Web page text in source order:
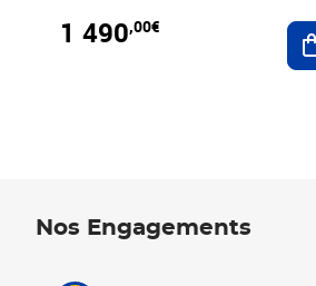
1 490,00€
Nos Engagements